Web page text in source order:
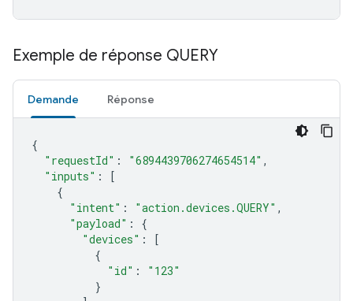
Exemple de réponse QUERY
Demande Réponse
{
"requestId" : "6894439706274654514" ,
"inputs" :
[
{
"intent" : "action.devices.QUERY" ,
"payload" :
{
"devices" :
[
{
"id" :
"123"
}